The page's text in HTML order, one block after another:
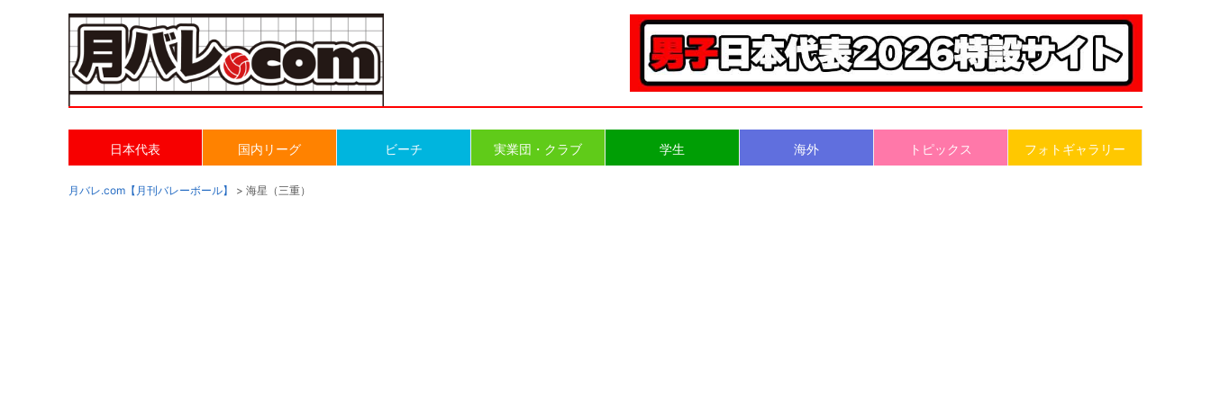
日本代表 国内リーグ ビーチ 実業団・クラブ 学生 海外 トピックス フォトギャラリー
月バレ.com【月刊バレーボール】 > 海星（三重）